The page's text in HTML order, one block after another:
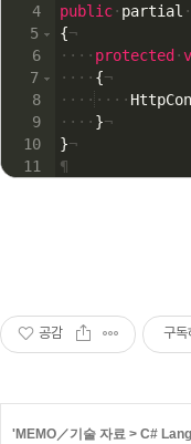
4
5
6
7
8
9
10
11
public· partial ·
{¬
···· protected ·
···· {¬
········
···· }¬
}¬
¶
공감 구독
'MEMO／기술 자료 >C#